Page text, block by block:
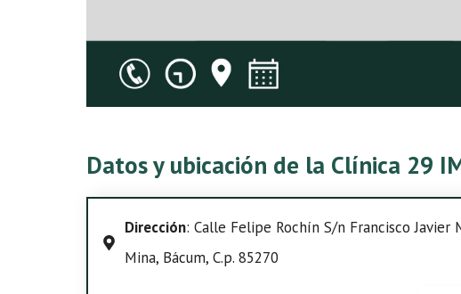
Datos y ubicación de la Clínica 29
Dirección: Calle Felipe Rochín S/n Francisco Javier
Mina, Bácum, C.p. 85270